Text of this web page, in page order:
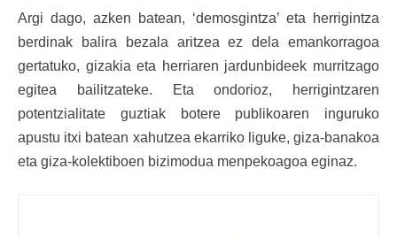
Argi dago, azken batean, ‘demosgintza’ eta herrigintza
berdinak balira bezala aritzea ez dela emankorragoa
gertatuko, gizakia eta herriaren jardunbideek murritzago
egitea bailitzateke. Eta ondorioz, herrigintzaren
potentzialitate guztiak botere publikoaren inguruko
apustu itxi batean xahutzea ekarriko liguke, giza-banakoa
eta giza-kolektiboen bizimodua menpekoagoa eginaz.